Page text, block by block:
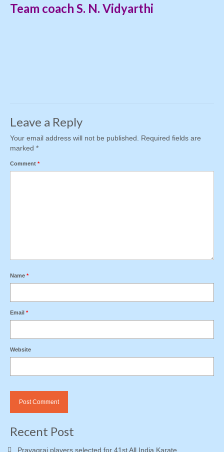
Team coach S. N. Vidyarthi
Leave a Reply
Your email address will not be published. Required fields are
marked *
Comment *
Name *
Email *
Website
Recent Post
Prayagraj players selected for 41st All India Karate